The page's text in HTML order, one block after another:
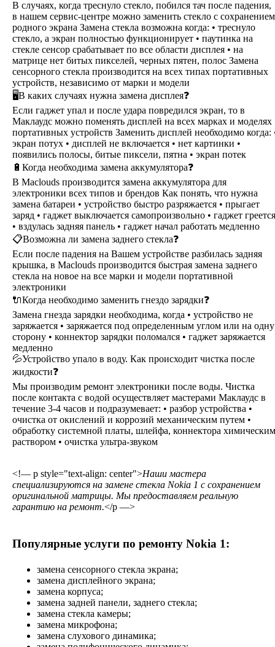
В случаях, когда треснуло стекло, побился тач после падения,
в нашем сервис-центре можно заменить стекло с сохранением
родного экрана Замена стекла возможна когда: • треснуло
стекло, а экран полностью функционирует • паутинка на
стекле сенсор срабатывает по все области дисплея • на
матрице нет битых пикселей, черных пятен, полос Замена
сенсорного стекла производится на всех типах портативных
устройств, независимо от марки и модели
🖥В каких случаях нужна замена дисплея❓
Если гаджет упал и после удара повредился экран, то в
Маклаудс можно поменять дисплей на всех марках и моделях
портативных устройств Заменить дисплей необходимо когда:
экран потух • дисплей не включается • нет картинки •
появились полосы, битые пиксели, пятна • экран потек
🔋Когда необходима замена аккумулятора❓
В Maclouds производится замена аккумулятора для
электроники всех типов и брендов Как понять, что нужна
замена батареи • устройство быстро разряжается • прыгает
заряд • гаджет выключается самопроизвольно • гаджет греется
• вздулась задняя панель • гаджет начал работать медленно
📋Возможна ли замена заднего стекла❓
Если после падения на Вашем устройстве разбилась задняя
крышка, в Maclouds производится быстрая замена заднего
стекла на новое на все марки и модели портативной
электроники
🔌Когда необходимо заменить гнездо зарядки❓
Замена гнезда зарядки необходима, когда • устройство не
заряжается • заряжается под определенным углом или на одну
сторону • коннектор зарядки поломался • гаджет заряжается
медленно
💦Устройство упало в воду. Как происходит чистка после
жидкости❓
Мы производим ремонт электроники после воды. Чистка
после контакта с водой осуществляет мастерами Маклаудс в
течение 3-4 часов и подразумевает: • разбор устройства •
очистка от окислений и коррозий механическим путем •
обработку системной платы, шлейфа, коннектора химическим
раствором • очистка ультра-звуком
<!— p style="text-align: center">Наши мастера
специализируются на замене стекла Nokia 1 с сохранением
оригинальной матрицы. Мы предоставляем реальную
гарантию на ремонт.</p —>
Популярные услуги по ремонту Nokia 1:
замена сенсорного стекла экрана;
замена дисплейного экрана;
замена корпуса;
замена задней панели, заднего стекла;
замена стекла камеры;
замена микрофона;
замена слухового динамика;